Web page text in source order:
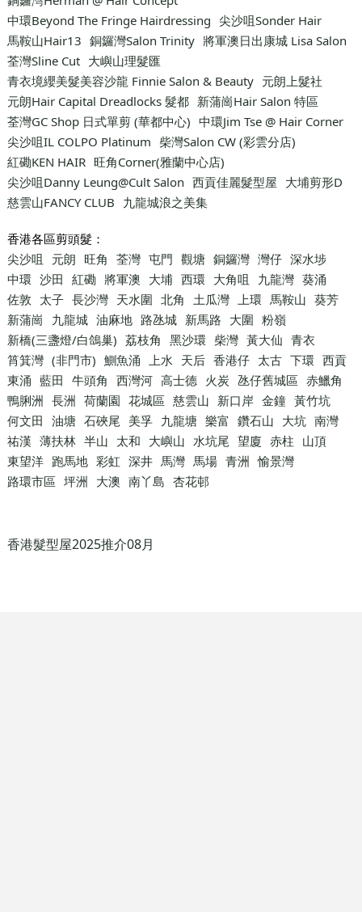
中環Beyond The Fringe Hairdressing 尖沙咀Sonder Hair
馬鞍山Hair13 銅鑼灣Salon Trinity 將軍澳日出康城 Lisa Salon
荃灣Sline Cut 大嶼山理髮匯
青衣境纓美髮美容沙龍 Finnie Salon & Beauty 元朗上髮社
元朗Hair Capital Dreadlocks 髮都 新蒲崗Hair Salon 特區
荃灣GC Shop 日式單剪 (華都中心) 中環Jim Tse @ Hair Corner
尖沙咀IL COLPO Platinum 柴灣Salon CW (彩雲分店)
紅磡KEN HAIR 旺角Corner(雅蘭中心店)
尖沙咀Danny Leung@Cult Salon 西貢佳麗髮型屋 大埔剪形D
慈雲山FANCY CLUB 九龍城浪之美集
香港各區剪頭髮：
尖沙咀
元朗 旺角 荃灣 屯門 觀塘 銅鑼灣 灣仔 深水埗
中環 沙田 紅磡 將軍澳 大埔 西環 大角咀 九龍灣 葵涌
佐敦 太子 長沙灣 天水圍 北角 土瓜灣 上環 馬鞍山 葵芳
新蒲崗
九龍城 油麻地 路氹城 新馬路 大圍 粉嶺
新橋(三盞燈/白鴿巢) 荔枝角 黑沙環 柴灣 黃大仙 青衣
筲箕灣 (非門市) 鰂魚涌 上水 天后 香港仔 太古 下環 西貢
東涌 藍田 牛頭角 西灣河 高士德 火炭 氹仔舊城區 赤鱲角
鴨脷洲 長洲 荷蘭園 花城區 慈雲山 新口岸 金鐘 黃竹坑
何文田 油塘 石硤尾 美孚 九龍塘 樂富 鑽石山 大坑 南灣
祐漢 薄扶林 半山 太和 大嶼山 水坑尾 望廈 赤柱 山頂
東望洋 跑馬地 彩虹 深井 馬灣 馬場 青洲 愉景灣
路環市區 坪洲 大澳 南丫島 杏花邨
香港髮型屋2025推介08月